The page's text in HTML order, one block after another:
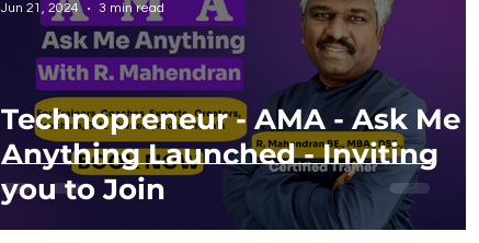
Technopreneur - AMA - Ask Me
Anything Launched - Inviting
you to Join
Jun 21, 2024
3 min read